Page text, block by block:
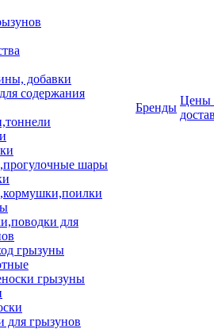
добавки
содержания
шары
для
грызуны
грызуны
для грызунов
Бренды
Цены